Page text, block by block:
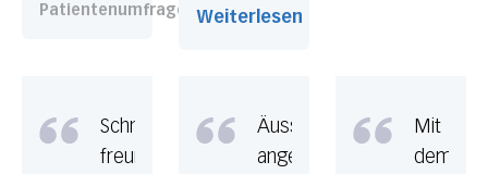
Patientenumfrage
Weiterlesen
Schnell,
freundlich
Äusserst
angenehm,
Mit
dem